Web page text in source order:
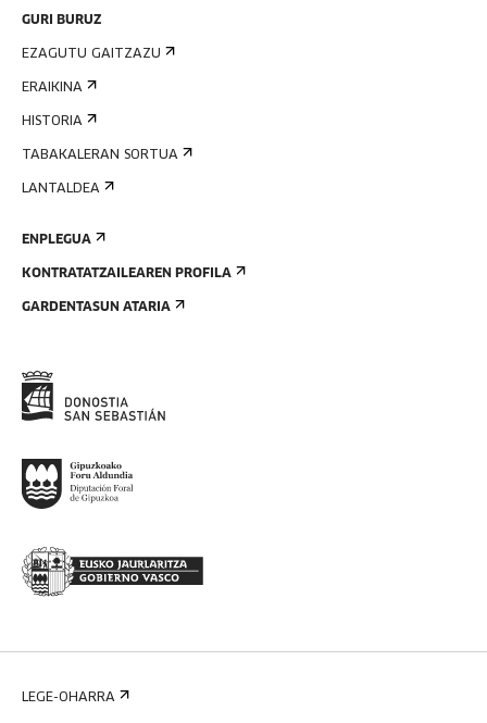
GURI BURUZ
EZAGUTU GAITZAZU
ERAIKINA
HISTORIA
TABAKALERAN SORTUA
LANTALDEA
ENPLEGUA
KONTRATATZAILEAREN PROFILA
GARDENTASUN ATARIA
LEGE-OHARRA